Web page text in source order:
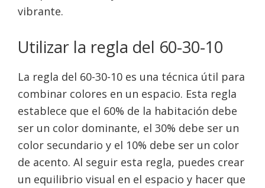
vibrante.
Utilizar la regla del 60-30-10
La regla del 60-30-10 es una técnica útil para
combinar colores en un espacio. Esta regla
establece que el 60% de la habitación debe
ser un color dominante, el 30% debe ser un
color secundario y el 10% debe ser un color
de acento. Al seguir esta regla, puedes crear
un equilibrio visual en el espacio y hacer que